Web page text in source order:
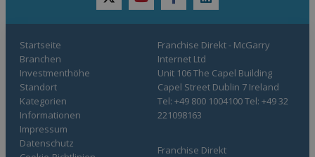
twitteryoutubefacebooklinkedin
Startseite
Branchen
Investmenthöhe
Standort
Kategorien
Informationen
Franchise Direkt
Impressum
Datenschutz
Franchise Direkt - McGarry
Internet Ltd
Unit 106 The Capel Building
Capel Street Dublin 7 Ireland
Tel: +49 800 1004100 Tel: +49 32
221098163